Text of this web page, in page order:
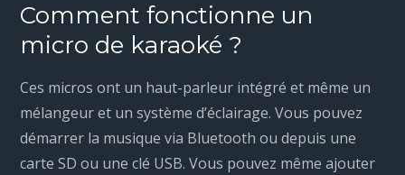
Comment fonctionne un
micro de karaoké ?
Ces micros ont un haut-parleur intégré et même un
mélangeur et un système d’éclairage. Vous pouvez
démarrer la musique via Bluetooth ou depuis une
carte SD ou une clé USB. Vous pouvez même ajouter